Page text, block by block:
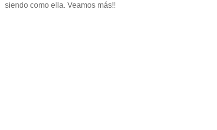
siendo como ella. Veamos más!!